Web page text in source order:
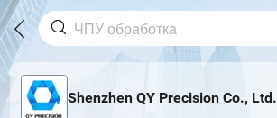
Shenzhen QY Precision Co., Ltd.